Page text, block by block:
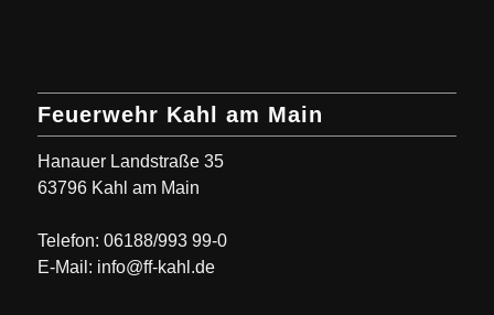
Feuerwehr Kahl am Main
Hanauer Landstraße 35
63796 Kahl am Main
Telefon: 06188/993 99-0
E-Mail: info@ff-kahl.de